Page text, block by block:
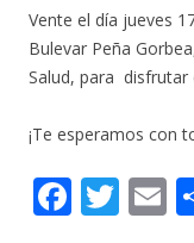
Vente el día jueves
Bulevar Peña
Salud, para disfrutar
¡Te esperamos con
F T E